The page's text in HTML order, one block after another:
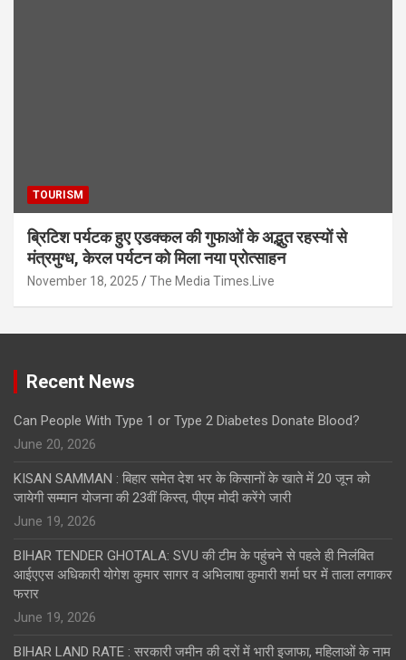
TOURISM
ब्रिटिश पर्यटक हुए एडक्कल की गुफाओं के अद्भुत रहस्यों से
मंत्रमुग्ध, केरल पर्यटन को मिला नया प्रोत्साहन
November 18, 2025 The Media Times.Live
Recent News
Can People With Type 1 or Type 2 Diabetes Donate Blood?
June 20, 2026
KISAN SAMMAN : बिहार समेत देश भर के किसानों के खाते में 20 जून को
जायेगी सम्मान योजना की 23वीं किस्त, पीएम मोदी करेंगे जारी
June 19, 2026
BIHAR TENDER GHOTALA: SVU की टीम के पहुंचने से पहले ही निलंबित
आईएएस अधिकारी योगेश कुमार सागर व अभिलाषा कुमारी शर्मा घर में ताला लगाकर
फरार
June 19, 2026
BIHAR LAND RATE : सरकारी जमीन की दरों में भारी इजाफा, महिलाओं के नाम